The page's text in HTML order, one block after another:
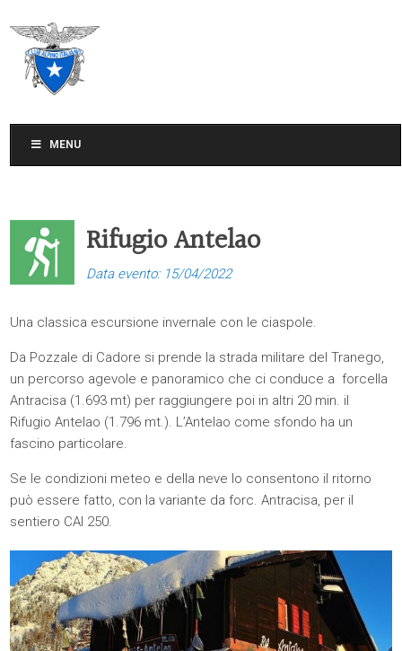
MENU
Rifugio Antelao
Data evento: 15/04/2022
Una classica escursione invernale con le ciaspole.
Da Pozzale di Cadore si prende la strada militare del Tranego,
un percorso agevole e panoramico che ci conduce a forcella
Antracisa (1.693 mt) per raggiungere poi in altri 20 min. il
Rifugio Antelao (1.796 mt.). L’Antelao come sfondo ha un
fascino particolare.
Se le condizioni meteo e della neve lo consentono il ritorno
può essere fatto, con la variante da forc. Antracisa, per il
sentiero CAI 250.